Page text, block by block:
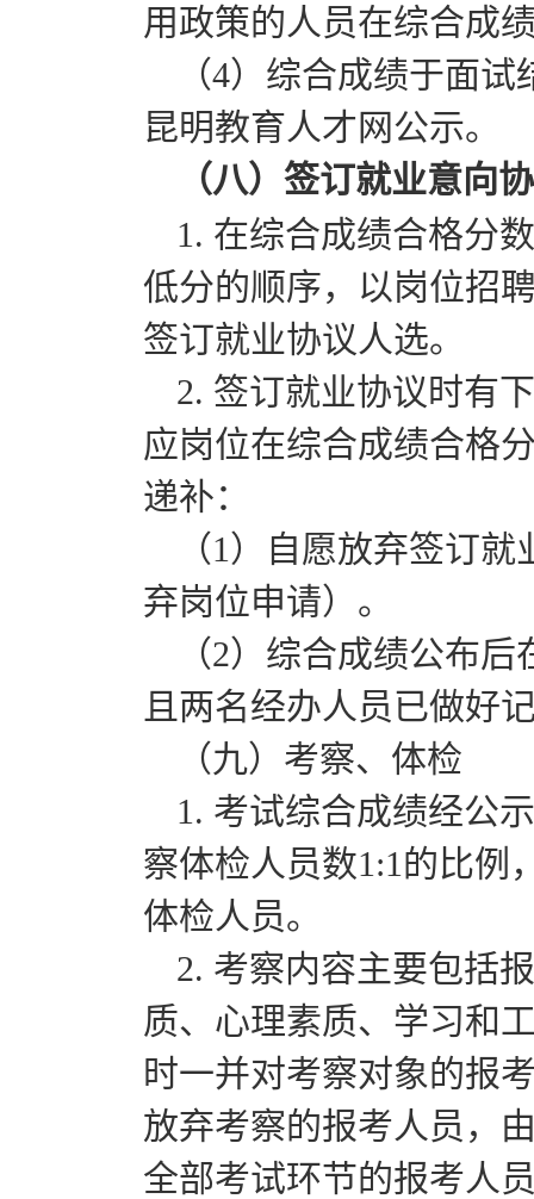
用政策的人员在综合成
（4）综合成绩于面
昆明教育人才网公示。
（八）签订就业意向
1. 在综合成绩合格分
低分的顺序，以岗位招
签订就业协议人选。
2. 签订就业协议时有
应岗位在综合成绩合格
递补：
（1）自愿放弃签订
弃岗位申请）。
（2）综合成绩公布
且两名经办人员已做好
（九）考察、体检
1. 考试综合成绩经公
察体检人员数1:1的比例
体检人员。
2. 考察内容主要包括
质、心理素质、学习和
时一并对考察对象的报
放弃考察的报考人员，
全部考试环节的报考人